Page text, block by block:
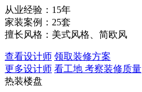
从业经验：15年
家装案例：25套
擅长风格：美式风格、简欧风
查看设计师 领取装修方案
更多设计师 看工地 考察装修质量
热装楼盘